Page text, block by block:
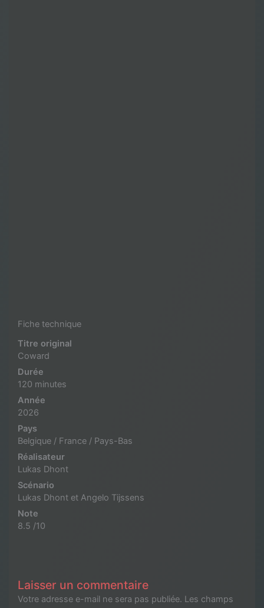
Fiche technique
Titre original
Coward
Durée
120 minutes
Année
2026
Pays
Belgique / France / Pays-Bas
Réalisateur
Lukas Dhont
Scénario
Lukas Dhont et Angelo Tijssens
Note
8.5 /10
Laisser un commentaire
Votre adresse e-mail ne sera pas publiée. Les champs